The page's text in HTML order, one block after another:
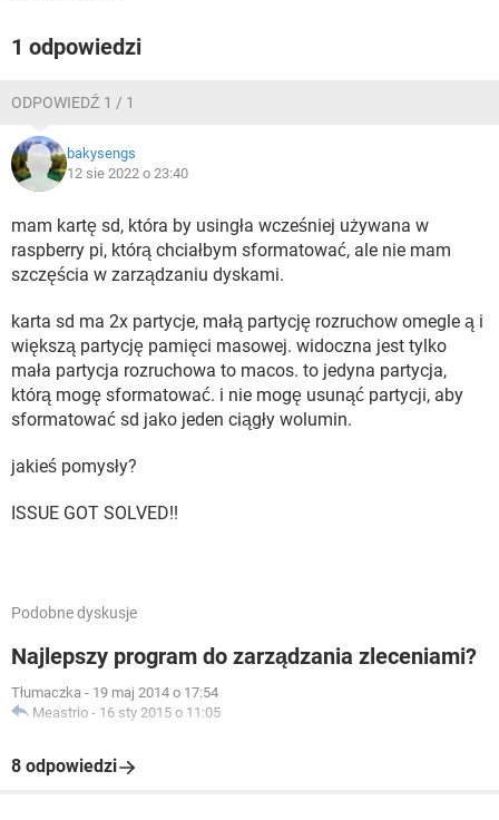
1 odpowiedzi
ODPOWIEDŹ 1 / 1
bakysengs
12 sie 2022 o 23:40
mam kartę sd, która by usingła wcześniej używana w
raspberry pi, którą chciałbym sformatować, ale nie mam
szczęścia w zarządzaniu dyskami.
karta sd ma 2x partycje, małą partycję rozruchow omegle ą i
większą partycję pamięci masowej. widoczna jest tylko
mała partycja rozruchowa to macos. to jedyna partycja,
którą mogę sformatować. i nie mogę usunąć partycji, aby
sformatować sd jako jeden ciągły wolumin.
jakieś pomysły?
ISSUE GOT SOLVED!!
Podobne dyskusje
Najlepszy program do zarządzania zleceniami?
Tłumaczka - 19 maj 2014 o 17:54
Meastrio - 16 sty 2015 o 11:05
8 odpowiedzi